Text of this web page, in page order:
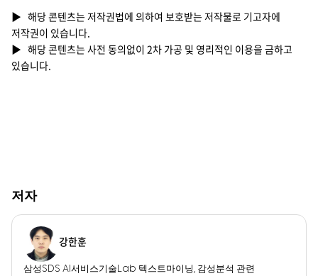
▶ 해당 콘텐츠는 저작권법에 의하여 보호받는 저작물로 기고자에
저작권이 있습니다.
▶ 해당 콘텐츠는 사전 동의없이 2차 가공 및 영리적인 이용을 금하고
있습니다.
저자
강한훈
삼성SDS AI서비스기술Lab 텍스트마이닝, 감성분석 관련